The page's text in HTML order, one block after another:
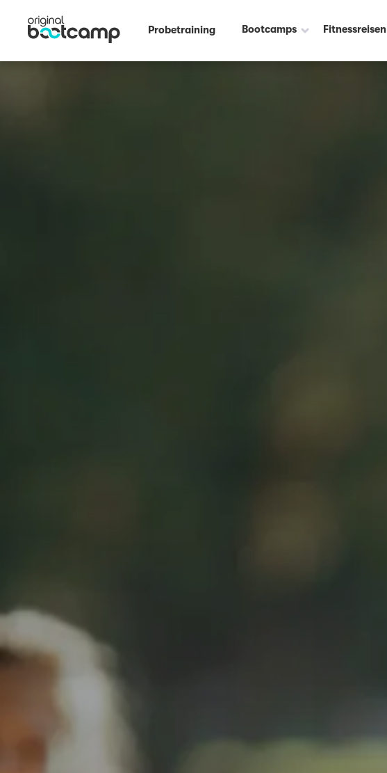
Probetraining Bootcamps Fitnessreisen